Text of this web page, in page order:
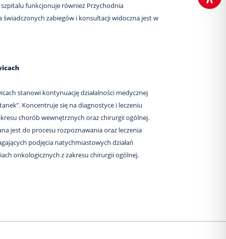
funkcjonuje również Przychodnia
świadczonych zabiegów i konsultacji widoczna jest w
stanowi kontynuację działalności medycznej
Koncentruje się na diagnostyce i leczeniu
chorób wewnętrznych oraz chirurgii ogólnej.
jest do procesu rozpoznawania oraz leczenia
podjęcia natychmiastowych działań
onkologicznych z zakresu chirurgii ogólnej.